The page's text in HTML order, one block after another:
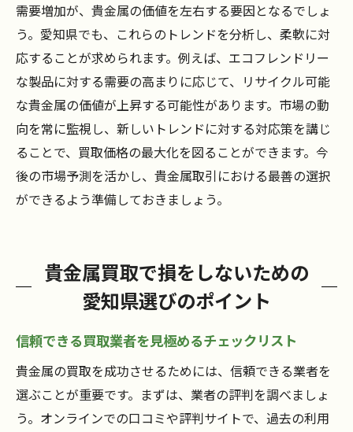
需要増加が、貴金属の価値を左右する要因となるでしょ
う。愛知県でも、これらのトレンドを分析し、柔軟に対
応することが求められます。例えば、エコフレンドリー
な製品に対する需要の高まりに応じて、リサイクル可能
な貴金属の価値が上昇する可能性があります。市場の動
向を常に監視し、新しいトレンドに対する対応策を講じ
ることで、買取価格の最大化を図ることができます。今
後の市場予測を活かし、貴金属取引における最善の選択
ができるよう準備しておきましょう。
貴金属買取で損をしないための
愛知県選びのポイント
信頼できる買取業者を見極めるチェックリスト
貴金属の買取を成功させるためには、信頼できる業者を
選ぶことが重要です。まずは、業者の評判を調べましょ
う。オンラインでの口コミや評判サイトで、過去の利用